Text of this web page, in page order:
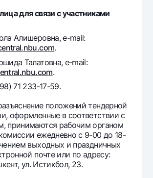
для связи с участниками
Алишеровна, e-mail:
.
Талатовна, e-mail:
.
71 233-17-59.
положений тендерной
оформленные в соответствии с
принимаются рабочим органом
ежедневно с 9-00 до 18-
выходных и праздничных
почте или по адресу:
ул. Истикбол, 23.